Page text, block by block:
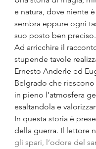
e natura, dove niente
sembra eppure ogni
suo posto ben preciso.
Ad arricchire il
stupende tavole
Ernesto Anderle ed
Belgrado che riescono
in pieno l’atmosfera
esaltandola e
In questa storia è
della guerra. Il lettore
gli spari, l’odore del